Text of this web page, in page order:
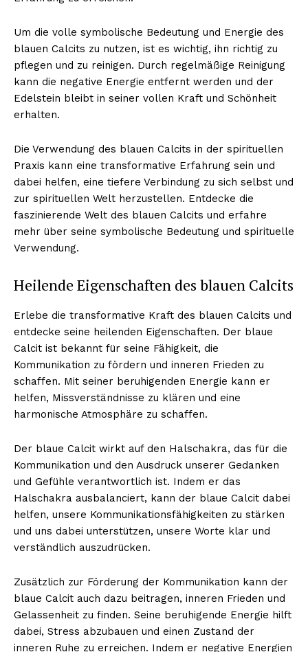
Um die volle symbolische Bedeutung und Energie des
blauen Calcits zu nutzen, ist es wichtig, ihn richtig zu
pflegen und zu reinigen. Durch regelmäßige Reinigung
kann die negative Energie entfernt werden und der
Edelstein bleibt in seiner vollen Kraft und Schönheit
erhalten.
Die Verwendung des blauen Calcits in der spirituellen
Praxis kann eine transformative Erfahrung sein und
dabei helfen, eine tiefere Verbindung zu sich selbst und
zur spirituellen Welt herzustellen. Entdecke die
faszinierende Welt des blauen Calcits und erfahre
mehr über seine symbolische Bedeutung und spirituelle
Verwendung.
Heilende Eigenschaften des blauen Calcits
Erlebe die transformative Kraft des blauen Calcits und
entdecke seine heilenden Eigenschaften. Der blaue
Calcit ist bekannt für seine Fähigkeit, die
Kommunikation zu fördern und inneren Frieden zu
schaffen. Mit seiner beruhigenden Energie kann er
helfen, Missverständnisse zu klären und eine
harmonische Atmosphäre zu schaffen.
Der blaue Calcit wirkt auf den Halschakra, das für die
Kommunikation und den Ausdruck unserer Gedanken
und Gefühle verantwortlich ist. Indem er das
Halschakra ausbalanciert, kann der blaue Calcit dabei
helfen, unsere Kommunikationsfähigkeiten zu stärken
und uns dabei unterstützen, unsere Worte klar und
verständlich auszudrücken.
Zusätzlich zur Förderung der Kommunikation kann der
blaue Calcit auch dazu beitragen, inneren Frieden und
Gelassenheit zu finden. Seine beruhigende Energie hilft
dabei, Stress abzubauen und einen Zustand der
inneren Ruhe zu erreichen. Indem er negative Energien